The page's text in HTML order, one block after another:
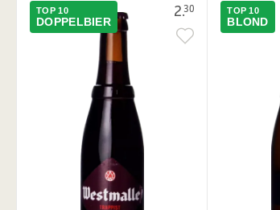
2.30
TOP 10
DOPPELBIER
TOP 10
BLOND